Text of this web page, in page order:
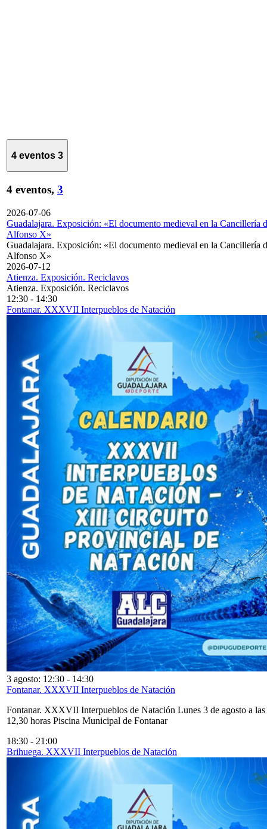
4 eventos 3
4 eventos, 3
2026-07-06
Guadalajara. Exposición: «El documento medieval en la Cancillería
Alfonso X»
Guadalajara. Exposición: «El documento medieval en la Cancillería
Alfonso X»
2026-07-12
Atienza. Exposición. Reciclavos
Atienza. Exposición. Reciclavos
12:30 - 14:30
Fontanar. XXXVII Interpueblos de Natación
3 agosto: 12:30 - 14:30
Fontanar. XXXVII Interpueblos de Natación
Fontanar. XXXVII Interpueblos de Natación Lunes 3 de agosto a las
12,30 horas Piscina Municipal de Fontanar
18:30 - 21:00
Brihuega. XXXVII Interpueblos de Natación